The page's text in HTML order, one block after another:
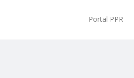
Portal PPR